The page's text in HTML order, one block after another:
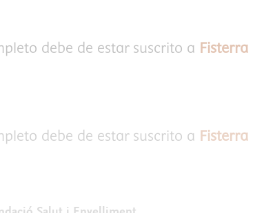
debe de estar suscrito a Fisterra
debe de estar suscrito a Fisterra